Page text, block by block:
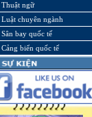
Thuật ngữ
Luật chuyên ngành
Sân bay quốc tế
Cảng biển quốc tế